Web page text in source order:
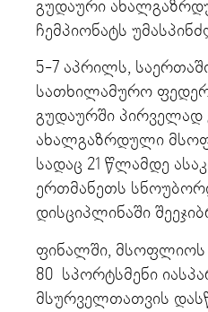
გუდაური
ჩემპიონატს
5-7 აპრილს,
სათხილამურო
გუდაურში პირველად
ახალგაზრდული
სადაც 21 წლამდე
ერთმანეთს
დისციპლინაში
ფინალში, მსოფლიოს
80 სპორტსმენი
მსურველთათვის